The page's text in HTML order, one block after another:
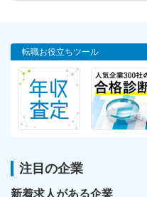
転職お役立ちツール
注目の企業
新着求人がある企業